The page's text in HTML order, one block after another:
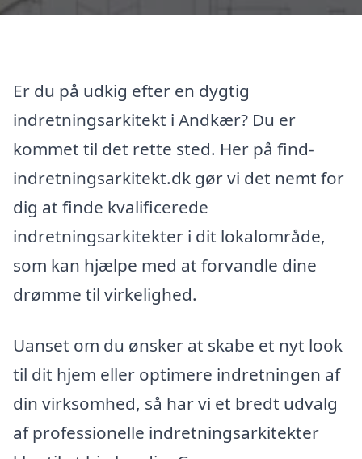
Er du på udkig efter en dygtig
indretningsarkitekt i Andkær? Du er
kommet til det rette sted. Her på find-
indretningsarkitekt.dk gør vi det nemt for
dig at finde kvalificerede
indretningsarkitekter i dit lokalområde,
som kan hjælpe med at forvandle dine
drømme til virkelighed.
Uanset om du ønsker at skabe et nyt look
til dit hjem eller optimere indretningen af
din virksomhed, så har vi et bredt udvalg
af professionelle indretningsarkitekter